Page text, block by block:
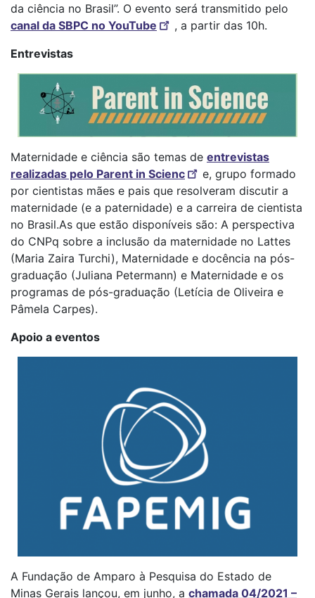
da ciência no Brasil”. O evento será transmitido pelo
canal da SBPC no YouTube
, a partir das 10h.
Entrevistas
Maternidade e ciência são temas de entrevistas
realizadas pelo Parent in Scienc
e, grupo formado
por cientistas mães e pais que resolveram discutir a
maternidade (e a paternidade) e a carreira de cientista
no Brasil.As que estão disponíveis são: A perspectiva
do CNPq sobre a inclusão da maternidade no Lattes
(Maria Zaira Turchi), Maternidade e docência na pós-
graduação (Juliana Petermann) e Maternidade e os
programas de pós-graduação (Letícia de Oliveira e
Pâmela Carpes).
Apoio a eventos
A Fundação de Amparo à Pesquisa do Estado de
Minas Gerais lançou, em junho, a chamada 04/2021 –